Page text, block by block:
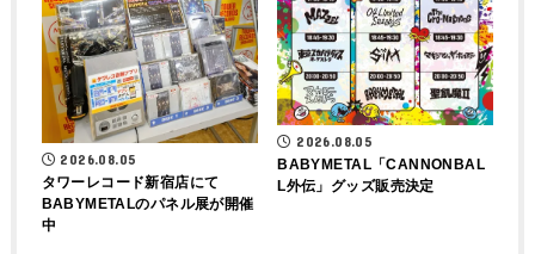
2026.08.05
タワーレコード新宿店にて
BABYMETALのパネル展が開催
中
2026.08.05
BABYMETAL「CANNONBAL
L外伝」グッズ販売決定